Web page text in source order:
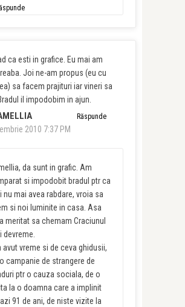
ca esti in grafice. Eu mai am
Joi ne-am propus (eu cu
sa facem prajituri iar vineri sa
il impodobim in ajun.
2010 7:37 PM
Răspunde
da sunt in grafic. Am
si impodobit bradul ptr ca
nu mai avea rabdare, vroia sa
si noi luminite in casa. Asa
meritat sa chemam Craciunul
devreme.
avut vreme si de ceva ghidusii,
campanie de strangere de
ptr o cauza sociala, de o
la o doamna care a implinit
91 de ani, de niste vizite la